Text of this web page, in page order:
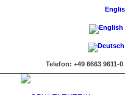
Telefon: +49 6663 9611-0